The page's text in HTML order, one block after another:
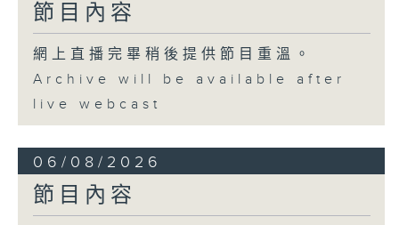
節目內容
網上直播完畢稍後提供節目重溫。
Archive will be available after
live webcast
06/08/2026
節目內容